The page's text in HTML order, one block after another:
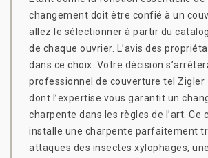
changement doit être confié à un
allez le sélectionner à partir du
de chaque ouvrier. L’avis des
dans ce choix. Votre décision
professionnel de couverture tel Zigler
dont l’expertise vous garantit un
charpente dans les règles de l’art. Ce
installe une charpente parfaitement
attaques des insectes xylophages,